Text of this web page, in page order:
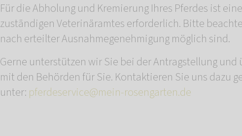
Für die Abholung und Kremierung Ihres Pferdes ist
zuständigen Veterinäramtes erforderlich. Bitte
nach erteilter Ausnahmegenehmigung möglich sind.
Gerne unterstützen wir Sie bei der Antragstellung
mit den Behörden für Sie. Kontaktieren Sie uns dazu
unter: pferdeservice@mein-rosengarten.de